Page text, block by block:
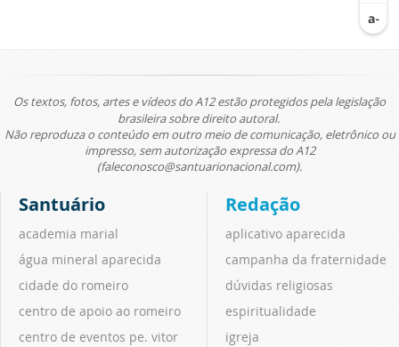
Os textos, fotos, artes e vídeos do A12 estão protegidos pela legislação
brasileira sobre direito autoral.
Não reproduza o conteúdo em outro meio de comunicação, eletrônico ou
impresso, sem autorização expressa do A12
(faleconosco@santuarionacional.com).
Santuário
academia marial
água mineral aparecida
cidade do romeiro
centro de apoio ao romeiro
centro de eventos pe. vitor
Redação
aplicativo aparecida
campanha da fraternidade
dúvidas religiosas
espiritualidade
igreja